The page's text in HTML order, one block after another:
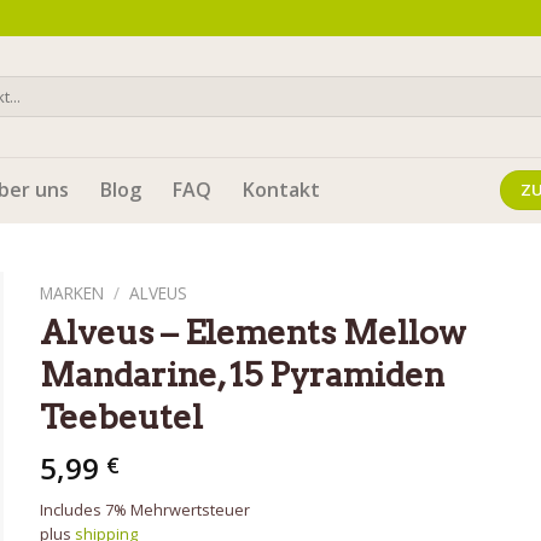
uns Blog FAQ Kontakt
MARKEN / ALVEUS
Alveus – Elements Mellow
Mandarine, 15 Pyramiden
Teebeutel
5,99 €
Includes 7% Mehrwertsteuer
plus shipping